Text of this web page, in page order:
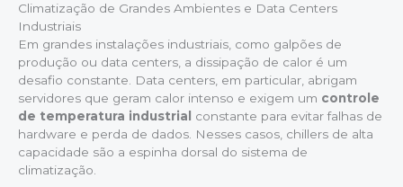
Climatização de Grandes Ambientes e Data Centers
Industriais
Em grandes instalações industriais, como galpões de
produção ou data centers, a dissipação de calor é um
desafio constante. Data centers, em particular, abrigam
servidores que geram calor intenso e exigem um controle
de temperatura industrial
constante para evitar falhas de
hardware e perda de dados. Nesses casos, chillers de alta
capacidade são a espinha dorsal do sistema de
climatização.